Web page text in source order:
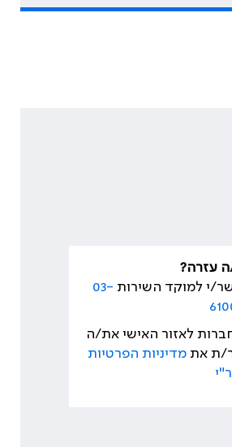
ה עזרה?
י למוקד השירות 03-
לאזור האישי את/ה
ת אתמדיניות הפרטיות